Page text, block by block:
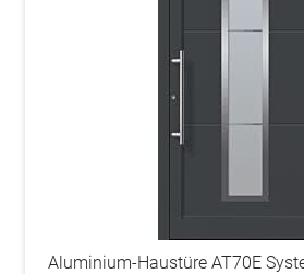
Aluminium-Haustüre AT70E